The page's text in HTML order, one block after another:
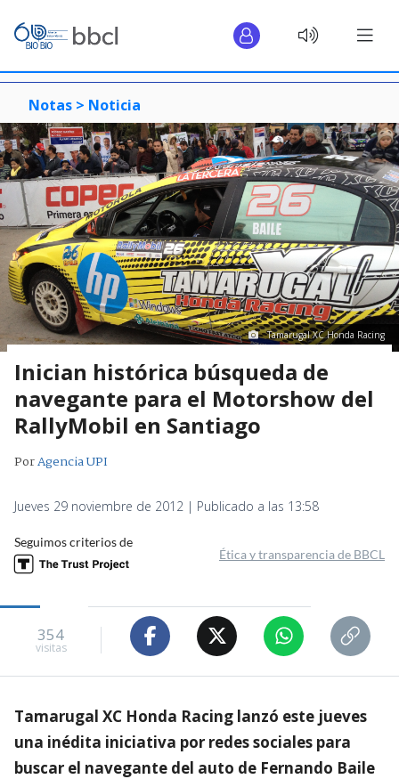
Notas > Noticia
Tamarugal XC Honda Racing
Inician histórica búsqueda de
navegante para el Motorshow del
RallyMobil en Santiago
PorAgencia UPI
Jueves 29 noviembre de 2012 | Publicado a las 13:58
Seguimos criterios de
Ética y transparencia de BBCL
354
visitas
Tamarugal XC Honda Racing lanzó este jueves
una inédita iniciativa por redes sociales para
buscar el navegante del auto de Fernando Baile